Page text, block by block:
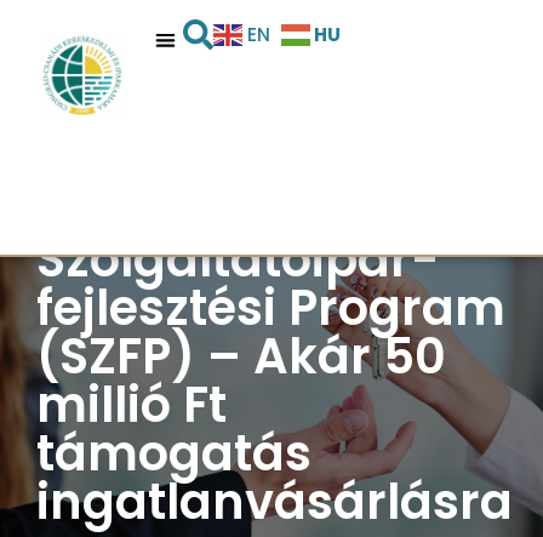
EN HU
Szolgáltatóipar-
fejlesztési Program
(SZFP) – Akár 50
millió Ft
támogatás
ingatlanvásárlásra